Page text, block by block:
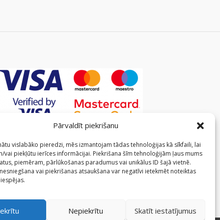
Pārvaldīt piekrišanu
vislabāko pieredzi, mēs izmantojam tādas tehnoloģijas kā sīkfaili, lai
vai piekļūtu ierīces informācijai. Piekrišana šīm tehnoloģijām ļaus mums
piemēram, pārlūkošanas paradumus vai unikālus ID šajā vietnē.
vai piekrišanas atsaukšana var negatīvi ietekmēt noteiktas
Nepiekrītu Skatīt iestatījumus